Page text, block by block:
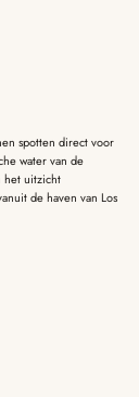
spotten direct voor
water van de
het uitzicht
de haven van Los